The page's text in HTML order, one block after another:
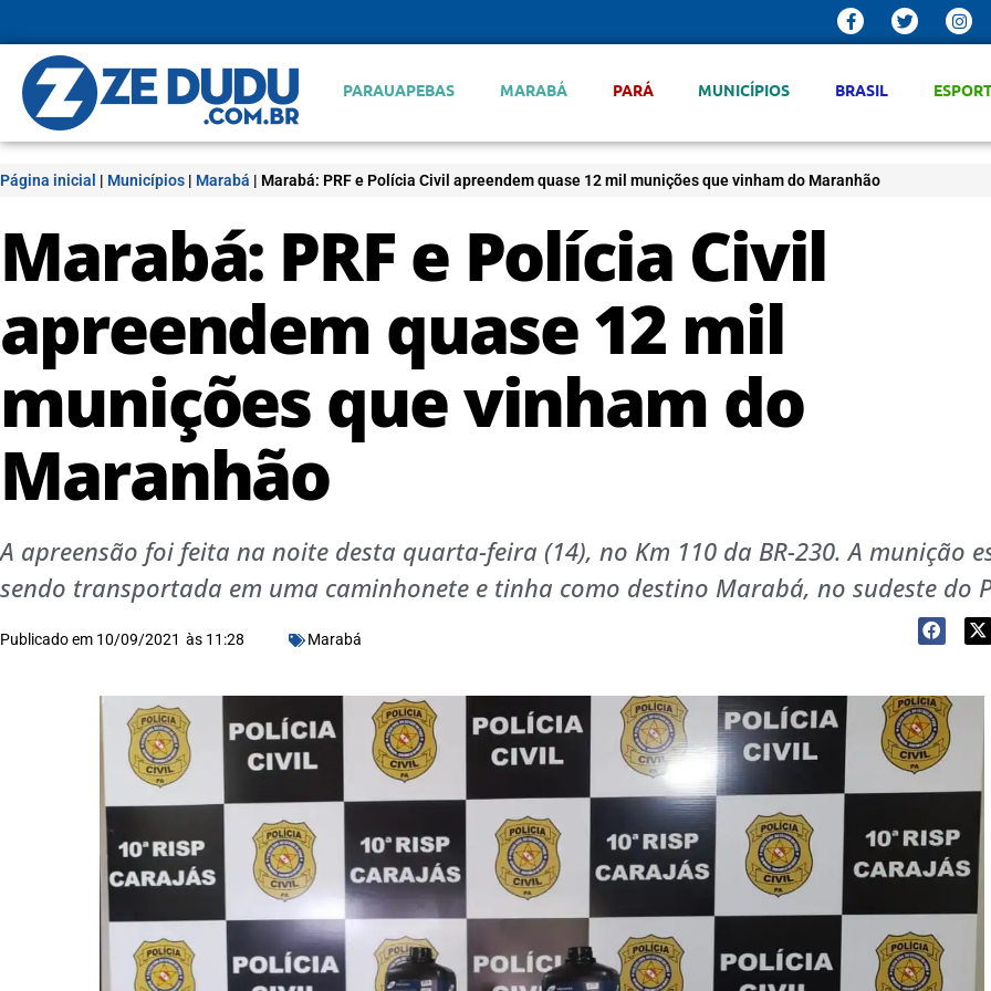
PARAUAPEBAS MARABÁ PARÁ MUNICÍPIOS BRASIL
Página inicial | Municípios | Marabá | Marabá: PRF e Polícia Civil apreendem quase 12 mil munições que vinham do Maranhão
Marabá: PRF e Polícia Civil
apreendem quase 12 mil
munições que vinham do
Maranhão
A apreensão foi feita na noite desta quarta-feira (14), no Km 110 da BR-230. A munição
sendo transportada em uma caminhonete e tinha como destino Marabá, no sudeste do
Publicado em 10/09/2021 às 11:28 Marabá